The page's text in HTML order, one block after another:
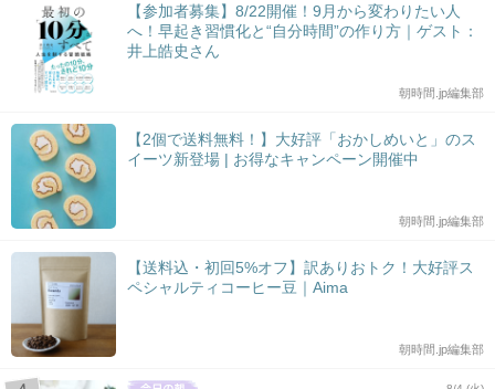
【参加者募集】8/22開催！9月から変わりたい人
へ！早起き習慣化と“自分時間”の作り方｜ゲスト：
井上皓史さん
朝時間.jp編集部
【2個で送料無料！】大好評「おかしめいと」のス
イーツ新登場 | お得なキャンペーン開催中
朝時間.jp編集部
【送料込・初回5%オフ】訳ありおトク！大好評ス
ペシャルティコーヒー豆｜Aima
朝時間.jp編集部